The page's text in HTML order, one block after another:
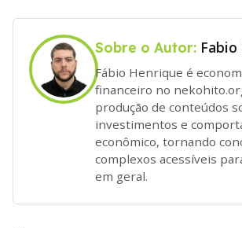
Sobre o Autor:
Fábio Henrique é
financeiro no
produção de conteúdos
investimentos e
econômico, tornando
complexos acessíveis
em geral.